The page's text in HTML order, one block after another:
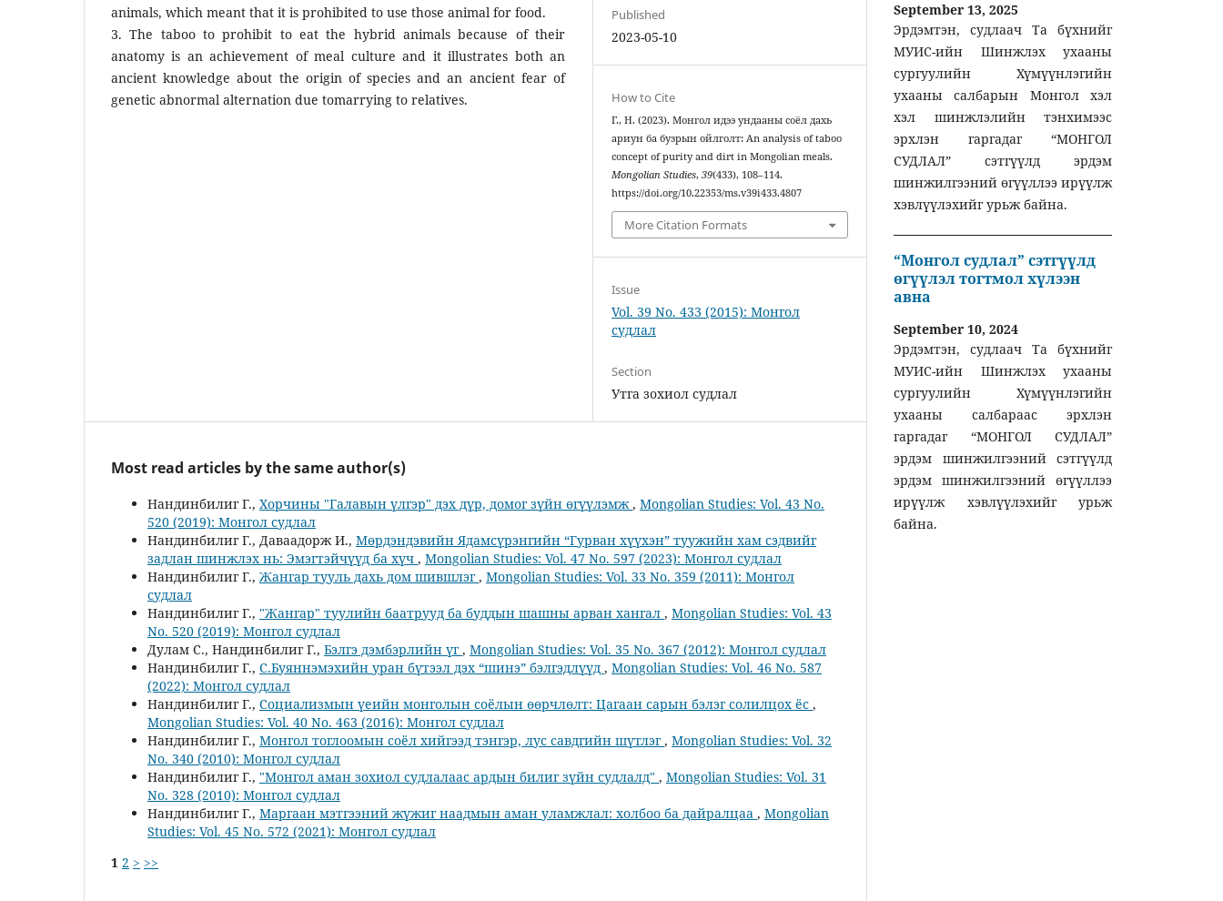
animals, which meant that it is prohibited to use those animal for food.
3. The taboo to prohibit to eat the hybrid animals because of their
anatomy is an achievement of meal culture and it illustrates both an
ancient knowledge about the origin of species and an ancient fear of
genetic abnormal alternation due tomarrying to relatives.
Published
2023-05-10
How to Cite
Г., Н. (2023). Монгол идээ ундааны соёл дахь
ариун ба бузрын ойлголт: An analysis of taboo
concept of purity and dirt in Mongolian meals.
Mongolian Studies,39(433), 108–114.
https://doi.org/10.22353/ms.v39i433.4807
More Citation Formats
Issue
Vol. 39 No. 433 (2015): Монгол
судлал
Section
Утга зохиол судлал
Most read articles by the same author(s)
Нандинбилиг Г., Хорчины "Галавын үлгэр" дэх дүр, домог зүйн өгүүлэмж, Mongolian Studies: Vol. 43 No.
520 (2019): Монгол судлал
Нандинбилиг Г., Даваадорж И., Мөрдэндэвийн Ядамсүрэнгийн “Гурван хүүхэн” туужийн хам сэдвийг
задлан шинжлэх нь: Эмэгтэйчүүд ба хүч , Mongolian Studies: Vol. 47 No. 597 (2023): Монгол судлал
Нандинбилиг Г., Жангар тууль дахь дом шившлэг, Mongolian Studies: Vol. 33 No. 359 (2011): Монгол
судлал
Нандинбилиг Г., "Жангар" туулийн баатрууд ба буддын шашны арван хангал , Mongolian Studies: Vol. 43
No. 520 (2019): Монгол судлал
Дулам С., Нандинбилиг Г., Бэлгэ дэмбэрлийн үг, Mongolian Studies: Vol. 35 No. 367 (2012): Монгол судлал
Нандинбилиг Г., С.Буяннэмэхийн уран бүтээл дэх “шинэ” бэлгэдлүүд , Mongolian Studies: Vol. 46 No. 587
(2022): Монгол судлал
Нандинбилиг Г., Социализмын үеийн монголын соёлын өөрчлөлт: Цагаан сарын бэлэг солилцох ёс ,
Mongolian Studies: Vol. 40 No. 463 (2016): Монгол судлал
Нандинбилиг Г., Монгол тоглоомын соёл хийгээд тэнгэр, лус савдгийн шүтлэг, Mongolian Studies: Vol. 32
No. 340 (2010): Монгол судлал
Нандинбилиг Г., "Монгол аман зохиол судлалаас ардын билиг зүйн судлалд" , Mongolian Studies: Vol. 31
No. 328 (2010): Монгол судлал
Нандинбилиг Г., Маргаан мэтгээний жүжиг наадмын аман уламжлал: холбоо ба дайралцаа , Mongolian
Studies: Vol. 45 No. 572 (2021): Монгол судлал
1 2 > >>
September 13, 2025
Эрдэмтэн, судлаач Та бүхнийг
МУИС-ийн Шинжлэх ухааны
сургуулийн Хүмүүнлэгийн
ухааны салбарын Монгол хэл
хэл шинжлэлийн тэнхимээс
эрхлэн гаргадаг “МОНГОЛ
СУДЛАЛ” сэтгүүлд эрдэм
шинжилгээний өгүүллээ ирүүлж
хэвлүүлэхийг урьж байна.
“Монгол судлал” сэтгүүлд
өгүүлэл тогтмол хүлээн
авна
September 10, 2024
Эрдэмтэн, судлаач Та бүхнийг
МУИС-ийн Шинжлэх ухааны
сургуулийн Хүмүүнлэгийн
ухааны салбараас эрхлэн
гаргадаг “МОНГОЛ СУДЛАЛ”
эрдэм шинжилгээний сэтгүүлд
эрдэм шинжилгээний өгүүллээ
ирүүлж хэвлүүлэхийг урьж
байна.